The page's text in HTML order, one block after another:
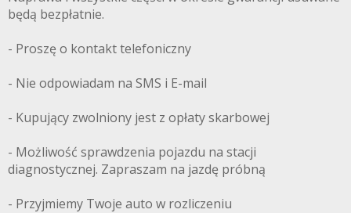
będą bezpłatnie.
- Proszę o kontakt telefoniczny
- Nie odpowiadam na SMS i E-mail
- Kupujący zwolniony jest z opłaty skarbowej
- Możliwość sprawdzenia pojazdu na stacji
diagnostycznej. Zapraszam na jazdę próbną
- Przyjmiemy Twoje auto w rozliczeniu